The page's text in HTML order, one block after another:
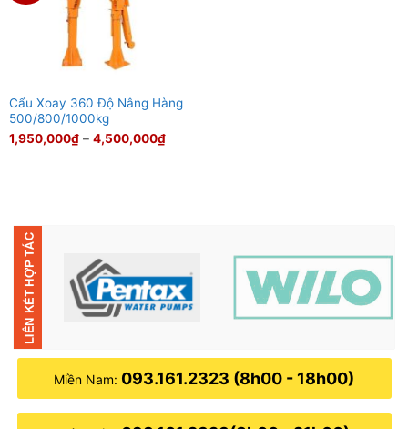
Cẩu Xoay 360 Độ Nâng Hàng
500/800/1000kg
1,950,000₫ – 4,500,000₫Khoảng
Miền Nam: 093.161.2323 (8h00 - 18h00)